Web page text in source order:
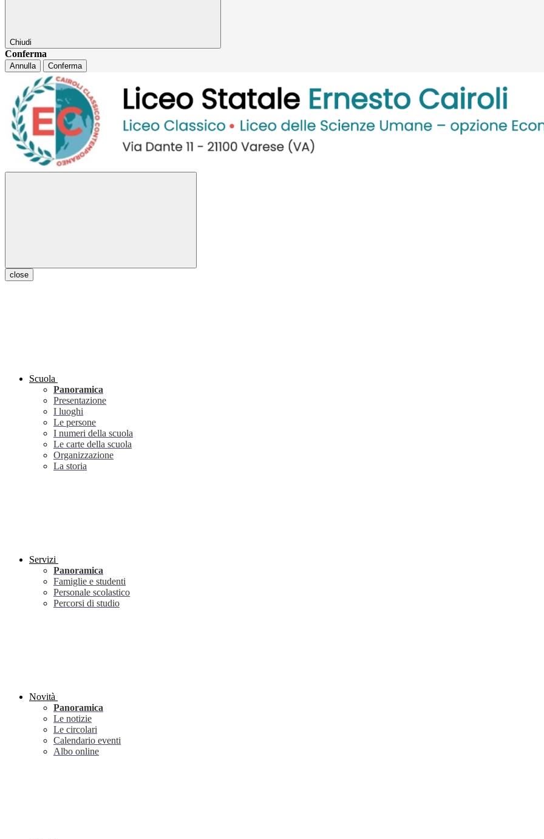
Chiudi
Conferma
Annulla Conferma
close
Scuola
Panoramica
Presentazione
I luoghi
Le persone
I numeri della scuola
Le carte della scuola
Organizzazione
La storia
Servizi
Panoramica
Famiglie e studenti
Personale scolastico
Percorsi di studio
Novità
Panoramica
Le notizie
Le circolari
Calendario eventi
Albo online